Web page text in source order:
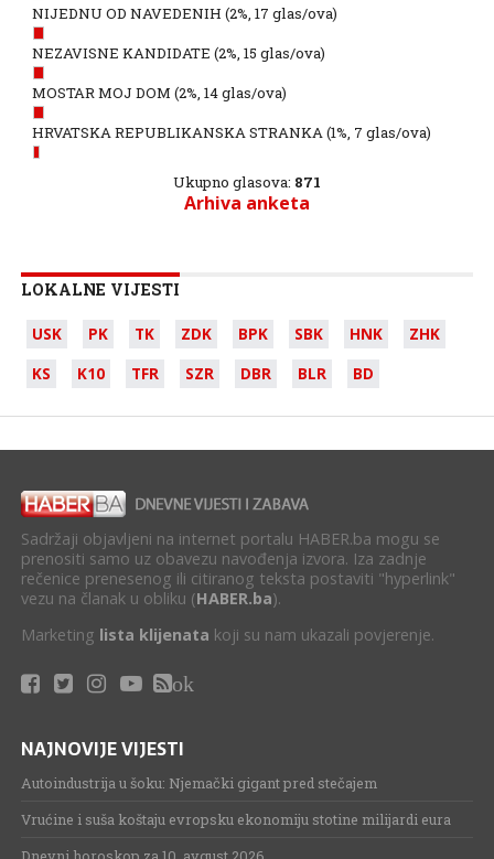
NIJEDNU OD NAVEDENIH (2%, 17 glas/ova)
NEZAVISNE KANDIDATE (2%, 15 glas/ova)
MOSTAR MOJ DOM (2%, 14 glas/ova)
HRVATSKA REPUBLIKANSKA STRANKA(1%, 7 glas/ova)
Ukupno glasova: 871
Arhiva anketa
LOKALNE VIJESTI
USK PK TK ZDK BPK SBK HNK
ZHK
KS
K10 TFR SZR DBR BLR BD
Sadržaji objavljeni na internet portalu HABER.ba mogu se
prenositi samo uz obavezu navođenja izvora. Iza zadnje
rečenice prenesenog ili citiranog teksta postaviti "hyperlink"
vezu na članak u obliku (HABER.ba).
Marketing lista klijenata koji su nam ukazali povjerenje.
ok
NAJNOVIJE VIJESTI
Autoindustrija u šoku: Njemački gigant pred stečajem
Vrućine i suša koštaju evropsku ekonomiju stotine milijardi eura